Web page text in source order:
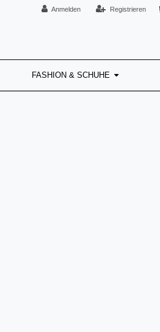
Anmelden Registrieren
FASHION & SCHUHE